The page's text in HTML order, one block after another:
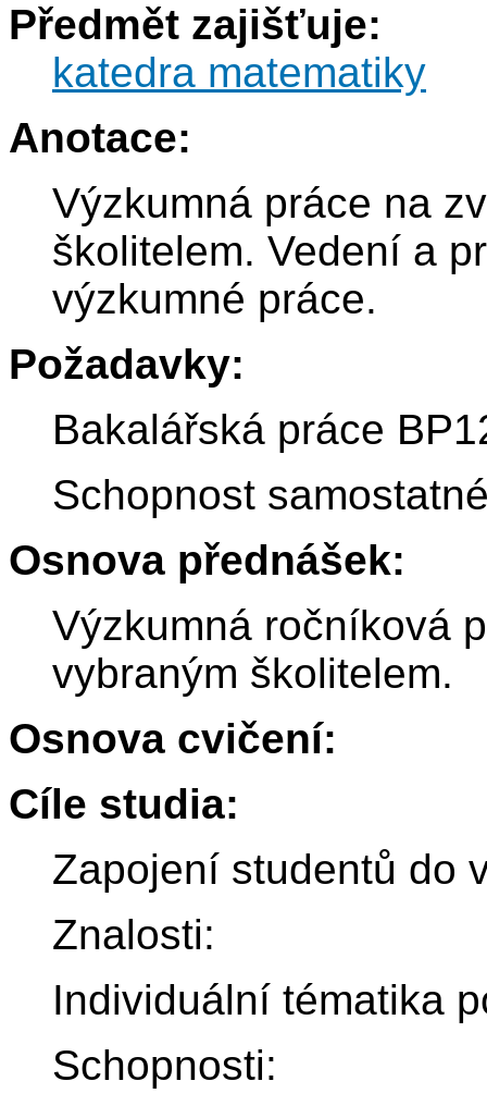
Předmět zajišťuje:
katedra matematiky
Anotace:
Výzkumná práce na
školitelem. Vedení a
výzkumné práce.
Požadavky:
Bakalářská práce
Schopnost
Osnova přednášek:
Výzkumná ročníková
vybraným školitelem.
Osnova cvičení:
Cíle studia:
Zapojení studentů do
Znalosti:
Individuální tématika
Schopnosti: